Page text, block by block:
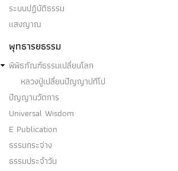
ระบบปฏิบัติธรรม
แสงญาณ
พุทธารยธรรม
พิพิธภัณฑ์ธรรมเปลี่ยนโลก
หลวงปู่เปลี่ยนปัญญาปทีโป
ปัญญานวัตการ
Universal Wisdom
E Publication
ธรรมกระจ่าง
ธรรมประจำวัน